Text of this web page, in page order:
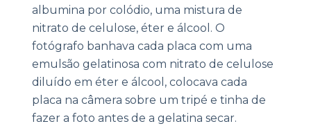
albumina por colódio, uma mistura de
nitrato de celulose, éter e álcool. O
fotógrafo banhava cada placa com uma
emulsão gelatinosa com nitrato de celulose
diluído em éter e álcool, colocava cada
placa na câmera sobre um tripé e tinha de
fazer a foto antes de a gelatina secar.